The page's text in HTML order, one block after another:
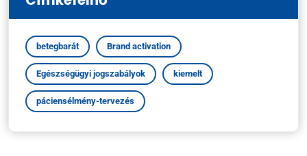
betegbarát Brand activation
Egészségügyi jogszabályok kiemelt
páciensélmény-tervezés